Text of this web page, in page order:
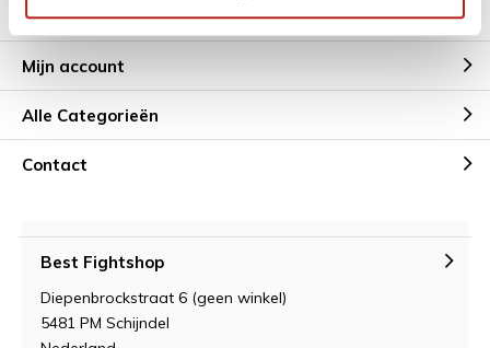
Klantenservice
Mijn account
Alle Categorieën
Contact
Best Fightshop
Diepenbrockstraat 6 (geen winkel)
5481 PM Schijndel